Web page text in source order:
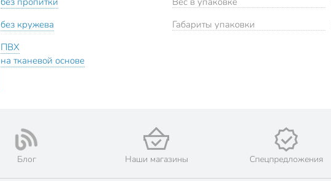
без кружева
ПВХ
на тканевой основе
Габариты упаковки
Блог Наши магазины Спецпредложения